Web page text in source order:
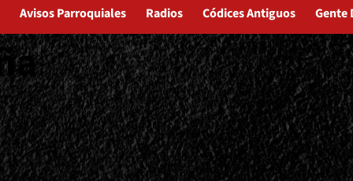
Avisos Parroquiales Radios Códices Antiguos Gente